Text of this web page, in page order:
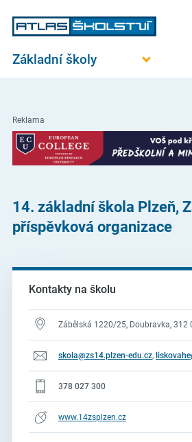
Základní školy
Reklama
14. základní škola Plzeň,
příspěvková organizace
Kontakty na školu
Zábělská 1220/25, Doubravka, 312
skola@zs14.plzen-edu.cz,
378 027 300
www.14zsplzen.cz